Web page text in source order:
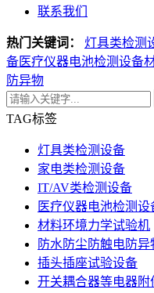
联系我们
热门关键词： 灯具类检测
备医疗仪器电池检测设备
防异物
TAG标签
灯具类检测设备
家电类检测设备
IT/AV类检测设备
医疗仪器电池检测设
材料环境力学试验机
防水防尘防触电防异
插头插座试验设备
开关耦合器等电器附